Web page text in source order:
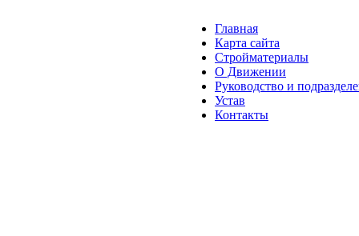
Главная
Карта сайта
Стройматериалы
О Движении
Руководство и
Устав
Контакты